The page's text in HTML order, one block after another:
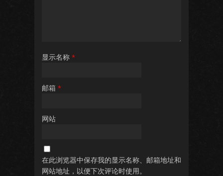
显示名称 *
邮箱 *
网站
在此浏览器中保存我的显示名称、邮箱地址和
网站地址，以便下次评论时使用。